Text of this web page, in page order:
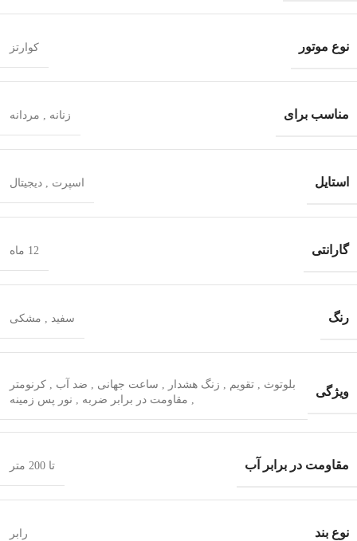
نوع موتور کوارتز
مناسب برای زنانه , مردانه
استایل اسپرت , دیجیتال
گارانتی 12 ماه
رنگ سفید , مشکی
ویژگی بلوتوث , تقویم , زنگ هشدار , ساعت جهانی , ضد آب , کرنومتر
, مقاومت در برابر ضربه , نور پس زمینه
مقاومت در برابر آب تا 200 متر
نوع بند رابر